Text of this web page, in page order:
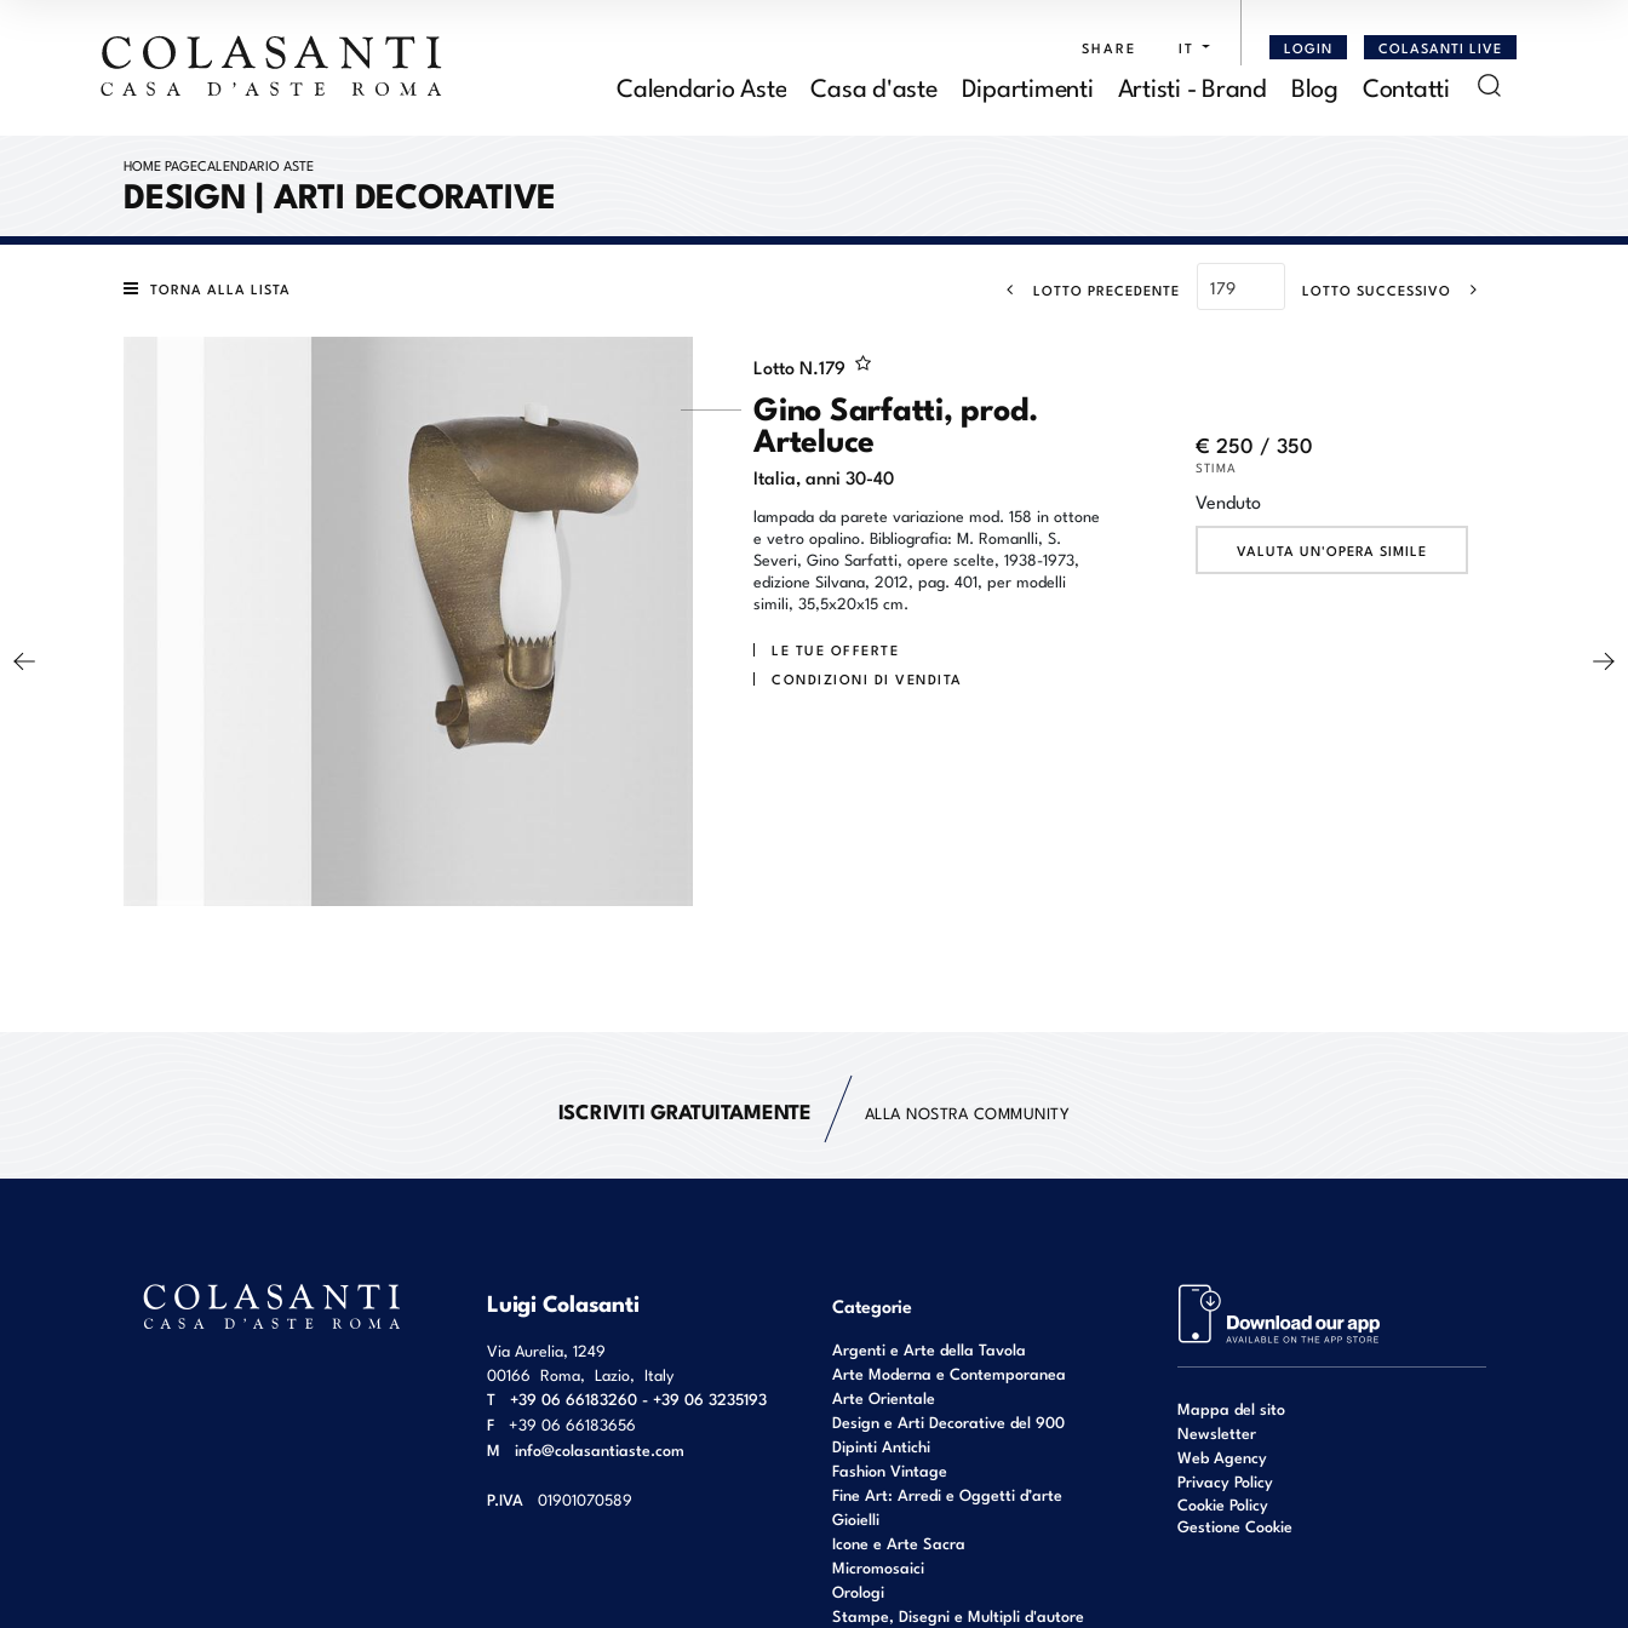
SHARE IT LOGIN COLASANTI LIVE
Calendario Aste Casa d'aste Dipartimenti Artisti - Brand Blog Contatti
HOME PAGECALENDARIO ASTE
DESIGN | ARTI DECORATIVE
TORNA ALLA LISTA LOTTO PRECEDENTE LOTTO SUCCESSIVO
Lotto N.179
Gino Sarfatti, prod.
Arteluce
Italia, anni 30-40
lampada da parete variazione mod. 158 in ottone
e vetro opalino. Bibliografia: M. Romanlli, S.
Severi, Gino Sarfatti, opere scelte, 1938-1973,
edizione Silvana, 2012, pag. 401, per modelli
simili, 35,5x20x15 cm.
LE TUE OFFERTE
CONDIZIONI DI VENDITA
€ 250 / 350
STIMA
Venduto
VALUTA UN'OPERA SIMILE
ISCRIVITI GRATUITAMENTE ALLA NOSTRA COMMUNITY
Luigi Colasanti
Via Aurelia, 1249
00166 Roma, Lazio, Italy
T
+39 06 66183260 - +39 06 3235193
F
+39 06 66183656
M info@colasantiaste.com
P.IVA 01901070589
Categorie
Argenti e Arte della Tavola
Arte Moderna e Contemporanea
Arte Orientale
Design e Arti Decorative del 900
Dipinti Antichi
Fashion Vintage
Fine Art: Arredi e Oggetti d’arte
Gioielli
Icone e Arte Sacra
Micromosaici
Orologi
Stampe, Disegni e Multipli d'autore
Mappa del sito
Newsletter
Web Agency
Privacy Policy
Cookie Policy
Gestione Cookie